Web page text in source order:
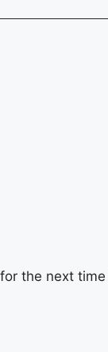
the next